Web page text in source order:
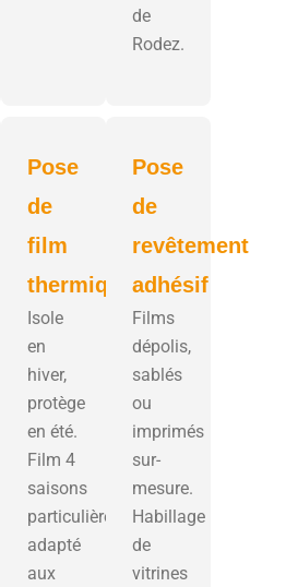
de
Rodez.
Pose
de
film
thermique
Isole
en
hiver,
protège
en été.
Film 4
saisons
particulièrement
adapté
aux
Pose
de
revêtement
adhésif
Films
dépolis,
sablés
ou
imprimés
sur-
mesure.
Habillage
de
vitrines